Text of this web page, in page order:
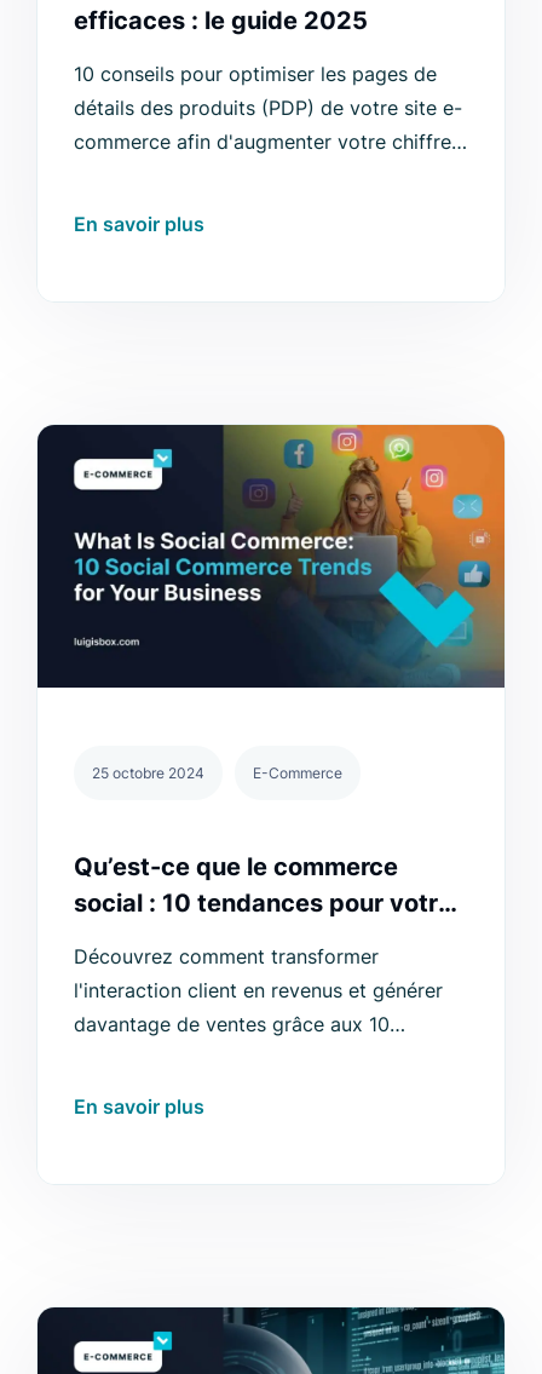
efficaces : le guide 2025
10 conseils pour optimiser les pages de
détails des produits (PDP) de votre site e-
commerce afin d'augmenter votre chiffre
En savoir plus
25 octobre 2024 E-Commerce
Qu’est-ce que le commerce
social : 10 tendances pour votre
Découvrez comment transformer
l'interaction client en revenus et générer
davantage de ventes grâce aux 10
En savoir plus